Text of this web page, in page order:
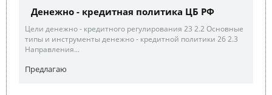
Денежно - кредитная политика ЦБ РФ
Цели денежно - кредитного регулирования 23 2.2 Основные
типы и инструменты денежно - кредитной политики 26 2.3
Направления...
Предлагаю